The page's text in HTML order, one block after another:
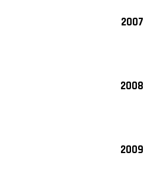
2007
2008
2009